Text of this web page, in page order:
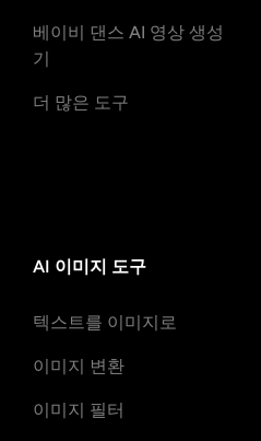
베이비 댄스 AI 영상 생성
기
더 많은 도구
AI 이미지 도구
텍스트를 이미지로
이미지 변환
이미지 필터